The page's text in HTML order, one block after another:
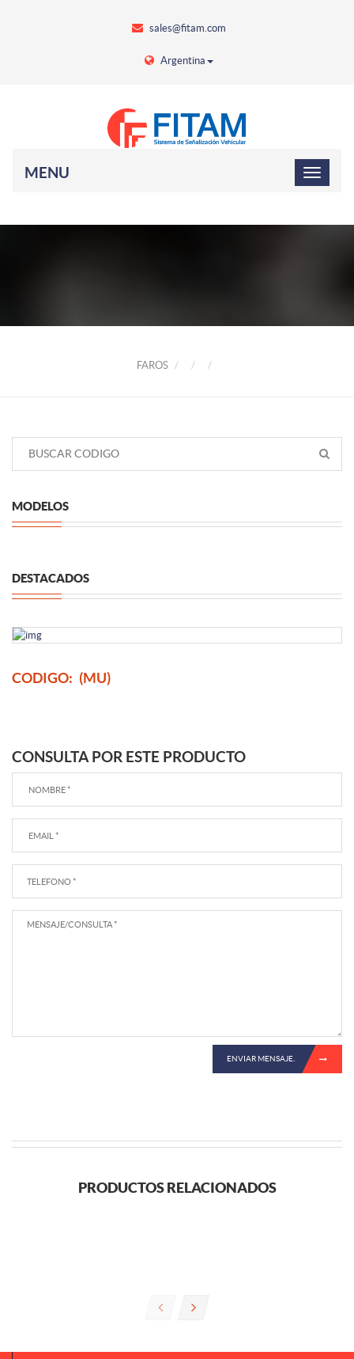
sales@fitam.com
Argentina
MENU
FAROS
MODELOS
DESTACADOS
CODIGO: (MU)
CONSULTA POR ESTE PRODUCTO
ENVIAR MENSAJE.
PRODUCTOS RELACIONADOS